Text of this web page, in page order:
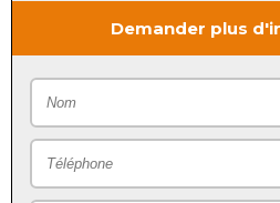
Demander plus